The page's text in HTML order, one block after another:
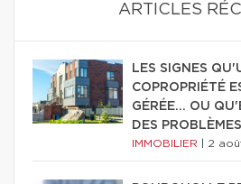
ARTICLES
LES SIGNES
COPROPRIÉTÉ
GÉRÉE… OU
DES PROBLÈMES
IMMOBILIER 2